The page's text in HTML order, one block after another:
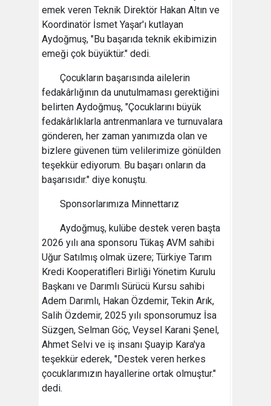
emek veren Teknik Direktör Hakan Altın ve
Koordinatör İsmet Yaşar'ı kutlayan
Aydoğmuş, "Bu başarıda teknik ekibimizin
emeği çok büyüktür." dedi.
Çocukların başarısında ailelerin
fedakârlığının da unutulmaması gerektiğini
belirten Aydoğmuş, "Çocuklarını büyük
fedakârlıklarla antrenmanlara ve turnuvalara
gönderen, her zaman yanımızda olan ve
bizlere güvenen tüm velilerimize gönülden
teşekkür ediyorum. Bu başarı onların da
başarısıdır." diye konuştu.
Sponsorlarımıza Minnettarız
Aydoğmuş, kulübe destek veren başta
2026 yılı ana sponsoru Tükaş AVM sahibi
Uğur Satılmış olmak üzere; Türkiye Tarım
Kredi Kooperatifleri Birliği Yönetim Kurulu
Başkanı ve Darımlı Sürücü Kursu sahibi
Adem Darımlı, Hakan Özdemir, Tekin Arık,
Salih Özdemir, 2025 yılı sponsorumuz İsa
Süzgen, Selman Göç, Veysel Karani Şenel,
Ahmet Selvi ve iş insanı Şuayip Kara'ya
teşekkür ederek, "Destek veren herkes
çocuklarımızın hayallerine ortak olmuştur."
dedi.